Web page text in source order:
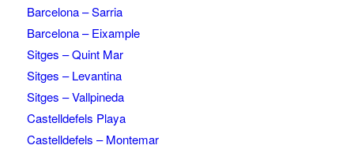
Barcelona – Sarria
Barcelona – Eixample
Sitges – Quint Mar
Sitges – Levantina
Sitges – Vallpineda
Castelldefels Playa
Castelldefels – Montemar